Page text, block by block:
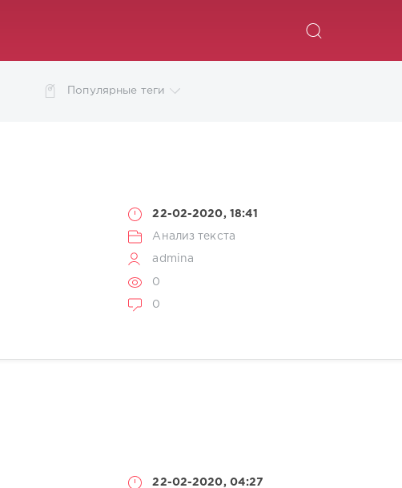
ИСКАТЬ
Популярные теги
22-02-2020, 18:41
Анализ текста
admina
0
0
22-02-2020, 04:27